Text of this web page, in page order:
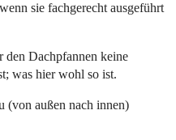
sie fachgerecht ausgeführt
den Dachpfannen keine
was hier wohl so ist.
(von außen nach innen)